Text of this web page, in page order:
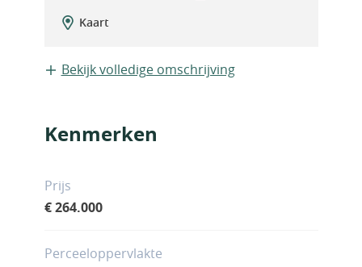
Kaart
Bekijk volledige omschrijving
Kenmerken
Prijs
€ 264.000
Perceeloppervlakte